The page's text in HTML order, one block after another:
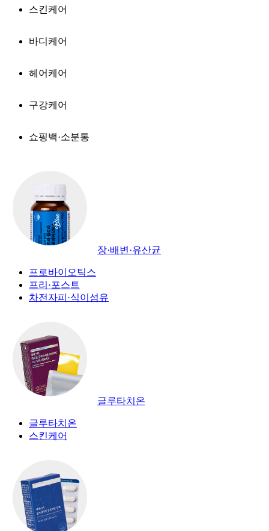
스킨케어
바디케어
헤어케어
구강케어
쇼핑백·소분통
장·배변·유산균
프로바이오틱스
프리·포스트
차전자피·식이섬유
글루타치온
글루타치온
스킨케어